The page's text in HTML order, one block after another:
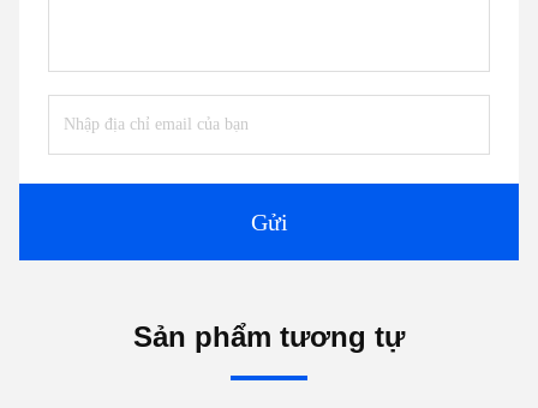
Gửi
Sản phẩm tương tự